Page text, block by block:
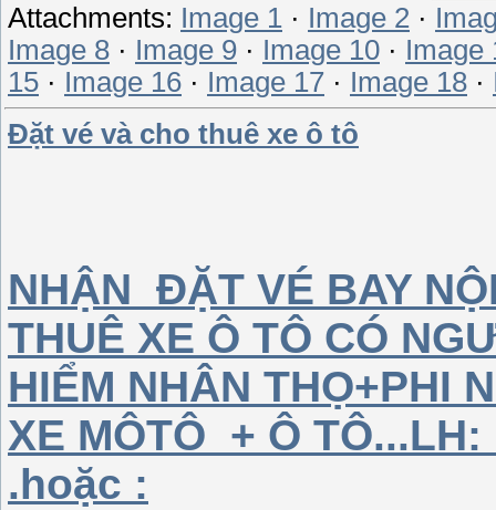
Attachments: Image 1 · Image 2 ·
Image 8 · Image 9 · Image 10 · Image
15 · Image 16 · Image 17 · Image 18 ·
Đặt vé và cho thuê xe ô tô
NHẬN ĐẶT VÉ BAY
THUÊ XE Ô TÔ CÓ
HIỂM NHÂN THỌ+PHI
XE MÔTÔ + Ô
.hoặc :